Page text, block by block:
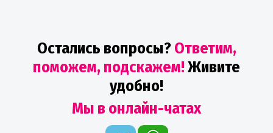
Остались вопросы?Ответим,
поможем, подскажем!Живите
удобно!
Мы в онлайн-чатах